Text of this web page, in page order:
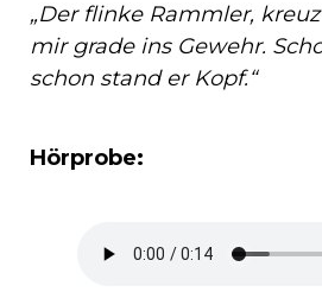
„Der flinke Rammler,
mir grade ins Gewehr.
schon stand er Kopf.“
Hörprobe: